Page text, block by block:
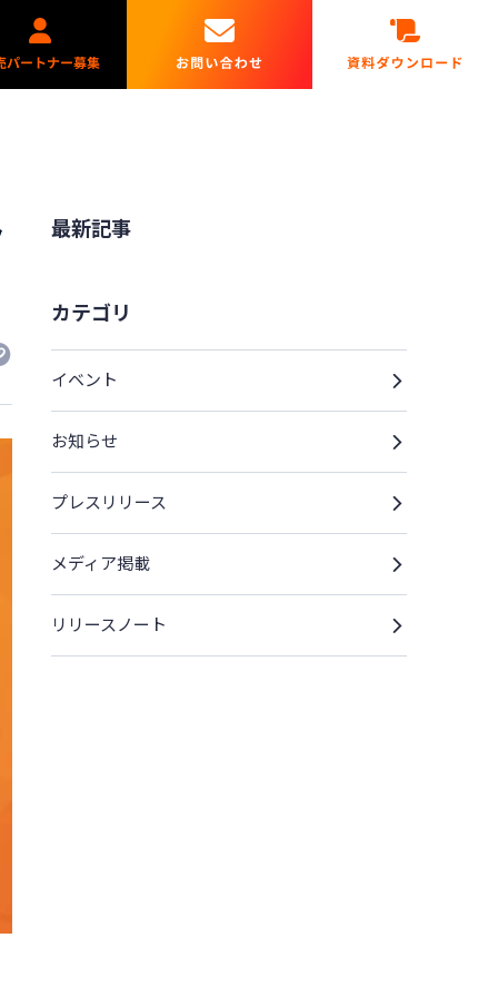
最新記事
カテゴリ
イベント
お知らせ
プレスリリース
メディア掲載
リリースノート